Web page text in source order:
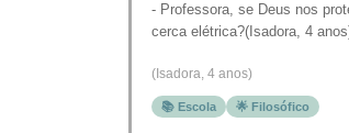
- Professora, se Deus nos
cerca elétrica?(Isadora, 4
(Isadora, 4 anos)
📚 Escola 🌟 Filosófico